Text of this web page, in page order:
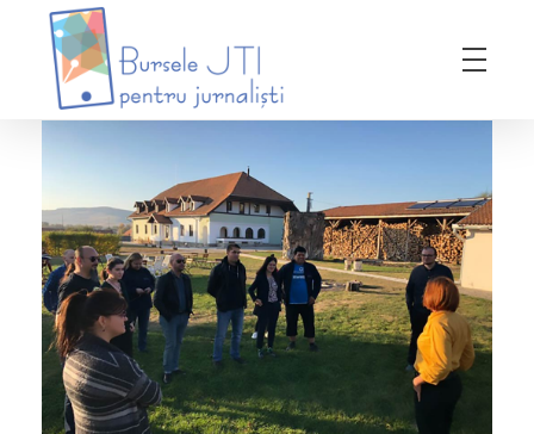
Bursele JTI pentru Jurnalisti